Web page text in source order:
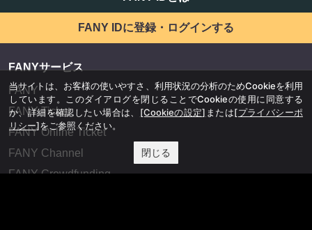
FANY IDに登録・ログインする
FANYサービス
FANY
FANY Ticket
FANY Online Ticket
FANY Channel
FANY Crowdfunding
当サイトは、お客様の使いやすさ、利用状況の分析のためCookieを利用
しています。このダイアログを閉じることでCookieの使用に同意する
か、詳細を確認したい場合は、 [Cookieの設定] または[プライバシーポ
リシー]をご参照ください。
閉じる